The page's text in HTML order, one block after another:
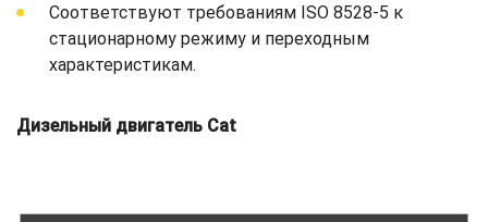
Соответствуют требованиям ISO 8528-5 к
стационарному режиму и переходным
характеристикам.
Дизельный двигатель Cat